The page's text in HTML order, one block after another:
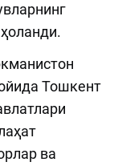
Тошкент
ва